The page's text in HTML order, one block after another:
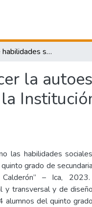
Programa de habilidades sociales para fortalecer la autoestima en estudiantes del quinto grado de secundaria de la Institución Educativa “Adela Lengua de Calderón” – Ica, 2023
la
las habilidades
grado de
– Ica,
y transversal y de
alumnos del quinto